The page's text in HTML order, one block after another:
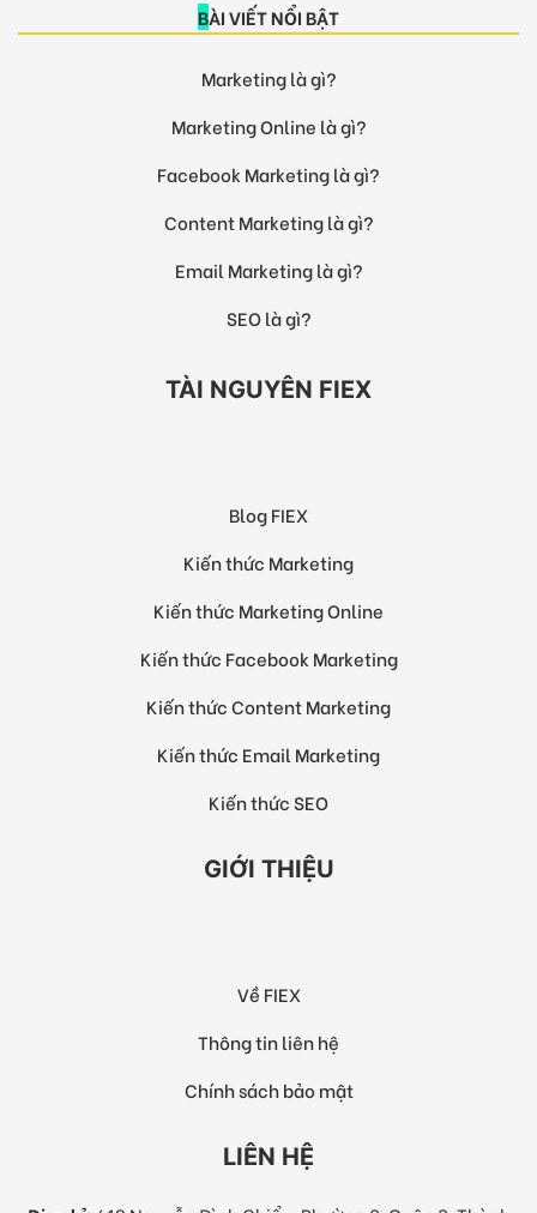
BÀI VIẾT NỔI BẬT
Marketing là gì?
Marketing Online là gì?
Facebook Marketing là gì?
Content Marketing là gì?
Email Marketing là gì?
SEO là gì?
TÀI NGUYÊN FIEX
Blog FIEX
Kiến thức Marketing
Kiến thức Marketing Online
Kiến thức Facebook Marketing
Kiến thức Content Marketing
Kiến thức Email Marketing
Kiến thức SEO
GIỚI THIỆU
Về FIEX
Thông tin liên hệ
Chính sách bảo mật
LIÊN HỆ